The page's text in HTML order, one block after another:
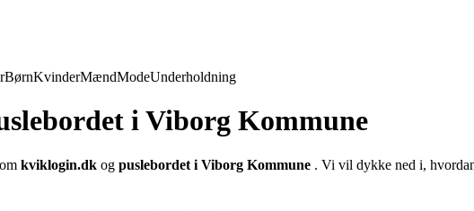
BørnKvinderMændModeUnderholdning
i Viborg Kommune
kviklogin.dk og puslebordet i Viborg Kommune . Vi vil dykke ned i,